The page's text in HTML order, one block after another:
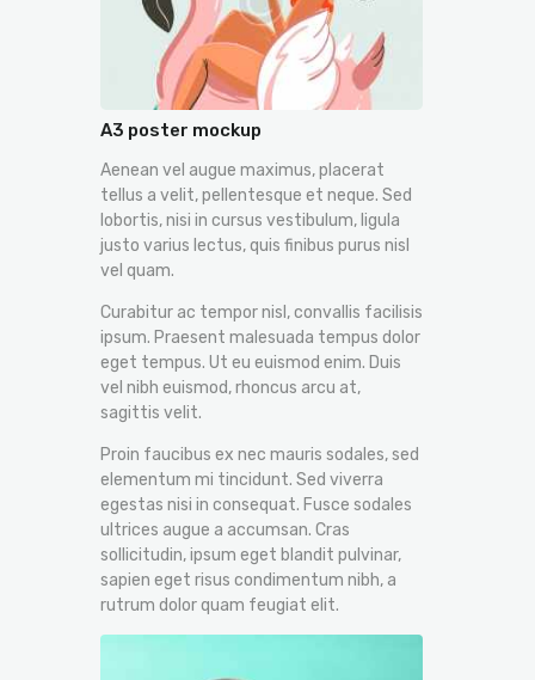
A3 poster mockup
Aenean vel augue maximus, placerat
tellus a velit, pellentesque et neque. Sed
lobortis, nisi in cursus vestibulum, ligula
justo varius lectus, quis finibus purus nisl
vel quam.
Curabitur ac tempor nisl, convallis facilisis
ipsum. Praesent malesuada tempus dolor
eget tempus. Ut eu euismod enim. Duis
vel nibh euismod, rhoncus arcu at,
sagittis velit.
Proin faucibus ex nec mauris sodales, sed
elementum mi tincidunt. Sed viverra
egestas nisi in consequat. Fusce sodales
ultrices augue a accumsan. Cras
sollicitudin, ipsum eget blandit pulvinar,
sapien eget risus condimentum nibh, a
rutrum dolor quam feugiat elit.